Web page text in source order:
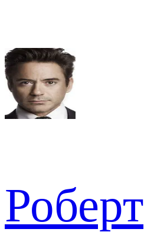
Роберт